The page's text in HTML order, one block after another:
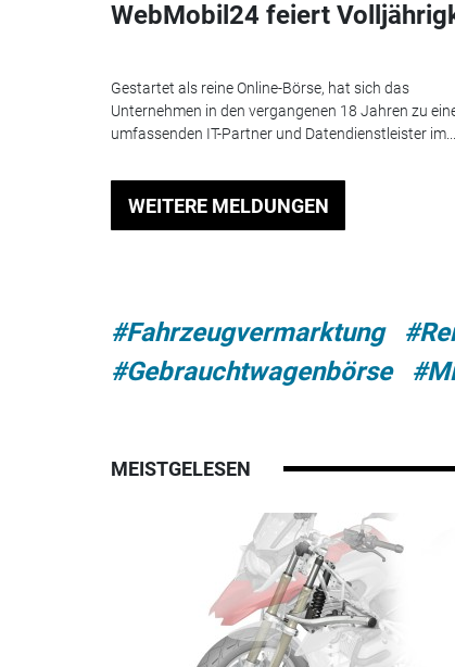
WebMobil24 feiert
Gestartet als reine Online-Börse, hat sich das
Unternehmen in den vergangenen 18 Jahren zu
umfassenden IT-Partner und Datendienstleister im...
WEITERE MELDUNGEN
#Fahrzeugvermarktung
#Gebrauchtwagenbörse
MEISTGELESEN